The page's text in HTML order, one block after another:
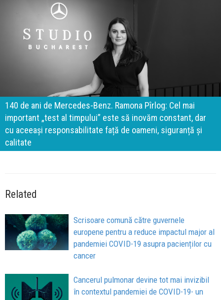
140 de ani de Mercedes-Benz. Ramona Pîrlog: Cel mai
important „test al timpului” este să inovăm constant, dar
cu aceeași responsabilitate față de oameni, siguranță și
calitate
Related
Scrisoare comună către guvernele
europene pentru a reduce impactul major al
pandemiei COVID-19 asupra pacienților cu
cancer
Cancerul pulmonar devine tot mai invizibil
în contextul pandemiei de COVID-19- un